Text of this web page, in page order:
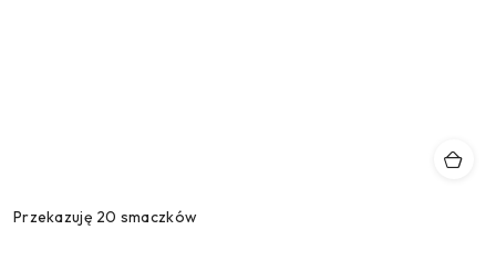
Przekazuję 20 smaczków